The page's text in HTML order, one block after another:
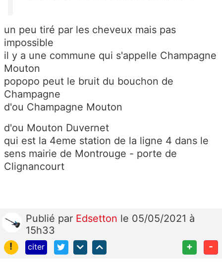
un peu tiré par les cheveux mais pas
impossible
il y a une commune qui s'appelle Champagne
Mouton
popopo peut le bruit du bouchon de
Champagne
d'ou Champagne Mouton
d'ou Mouton Duvernet
qui est la 4eme station de la ligne 4 dans le
sens mairie de Montrouge - porte de
Clignancourt
Publié par Edsetton le 05/05/2021 à
15h33
!
citer + -